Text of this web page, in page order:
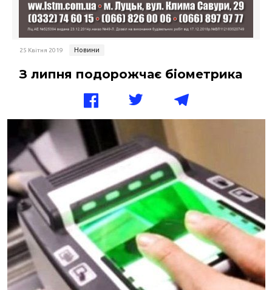
25 Квітня 2019 Новини
З липня подорожчає біометрика